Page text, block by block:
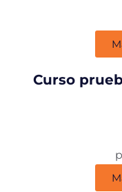
Curso